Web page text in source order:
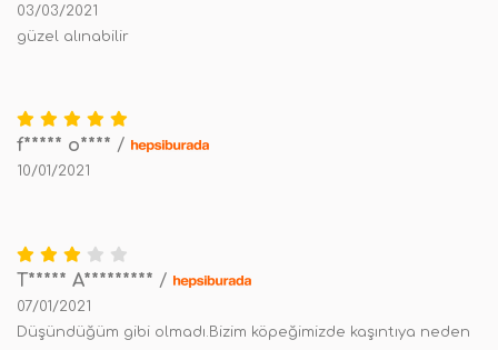
03/03/2021
güzel alınabilir
f***** o**** /
10/01/2021
T***** A********* /
07/01/2021
Düşündüğüm gibi olmadı.Bizim köpeğimizde kaşıntıya neden